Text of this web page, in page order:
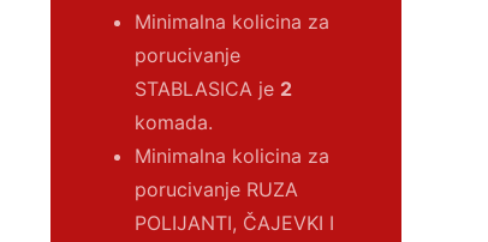
Minimalna kolicina za
porucivanje
STABLASICA je 2
komada.
Minimalna kolicina za
porucivanje RUZA
POLIJANTI, ČAJEVKI I